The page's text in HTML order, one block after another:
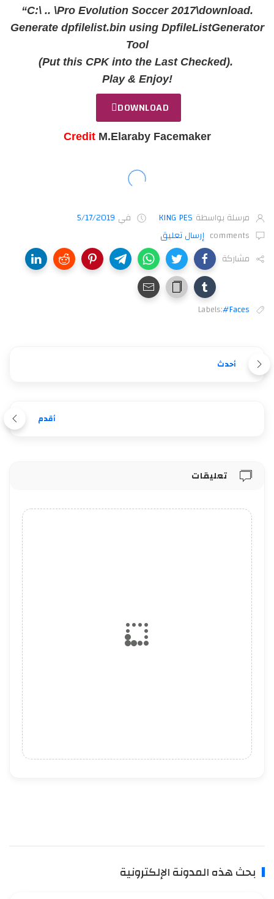
“C:\ .. \Pro Evolution Soccer 2017\download.
Generate dpfilelist.bin using DpfileListGenerator
Tool
(Put this CPK into the Last Checked).
Play & Enjoy!
DOWNLOAD
Credit M.Elaraby Facemaker
مرسلة بواسطة KING PES في 5/17/2019
comments إرسال تعليق
مشاركة
Labels:#Faces
أحدث
أقدم
تعليقات
بحث هذه المدونة الإلكترونية